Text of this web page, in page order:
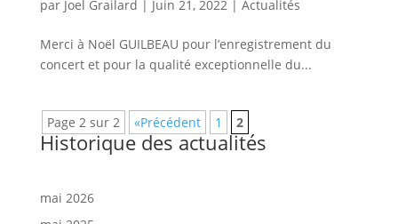
par Joel Grailard | Juin 21, 2022| Actualités
Merci à Noël GUILBEAU pour l’enregistrement du
concert et pour la qualité exceptionnelle du...
Page 2 sur 2 «Précédent 1 2
Historique des actualités
mai 2026